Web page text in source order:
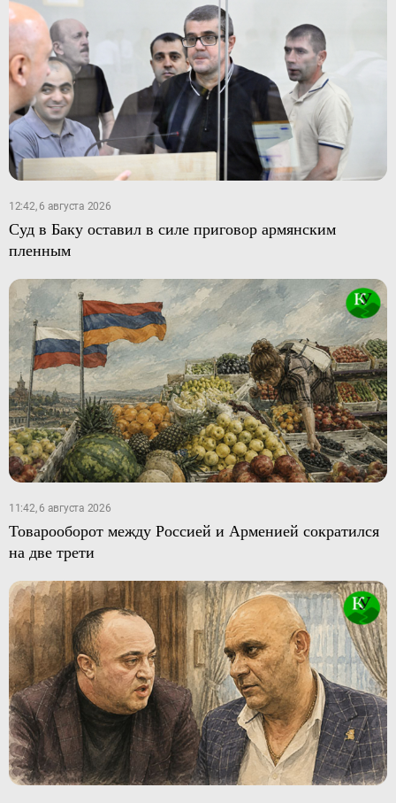
12:42, 6 августа 2026
Суд в Баку оставил в силе приговор армянским
пленным
11:42, 6 августа 2026
Товарооборот между Россией и Арменией сократился
на две трети